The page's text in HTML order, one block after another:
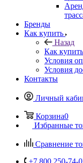
Бренды
Как купить
Назад
Как купить
Условия
Условия
Контакты
Личный
Корзина0
Избранные
Сравнение
+7 800 250-74-